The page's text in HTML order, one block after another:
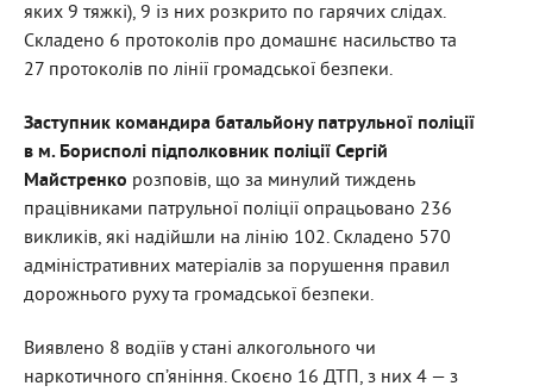
яких 9 тяжкі), 9 із них розкрито по гарячих слідах.
Складено 6 протоколів про домашнє насильство та
27 протоколів по лінії громадської безпеки.
Заступник командира батальйону патрульної поліції
в м. Борисполі підполковник поліції Сергій
Майстренко розповів, що за минулий тиждень
працівниками патрульної поліції опрацьовано 236
викликів, які надійшли на лінію 102. Складено 570
адміністративних матеріалів за порушення правил
дорожнього руху та громадської безпеки.
Виявлено 8 водіїв у стані алкогольного чи
наркотичного сп’яніння. Скоєно 16 ДТП, з них 4 — з